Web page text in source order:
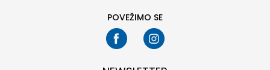
POVEŽIMO SE